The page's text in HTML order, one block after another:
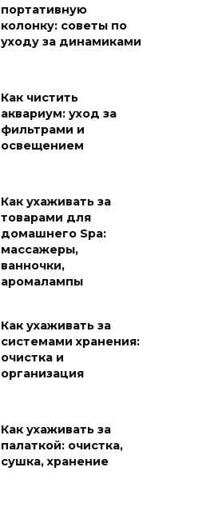
портативную
колонку: советы по
уходу за динамиками
Как чистить
аквариум: уход за
фильтрами и
освещением
Как ухаживать за
товарами для
домашнего Spa:
массажеры,
ванночки,
аромалампы
Как ухаживать за
системами хранения:
очистка и
организация
Как ухаживать за
палаткой: очистка,
сушка, хранение